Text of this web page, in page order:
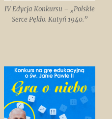
IV Edycja Konkursu – „Polskie
Serce Pękło. Katyń 1940.”